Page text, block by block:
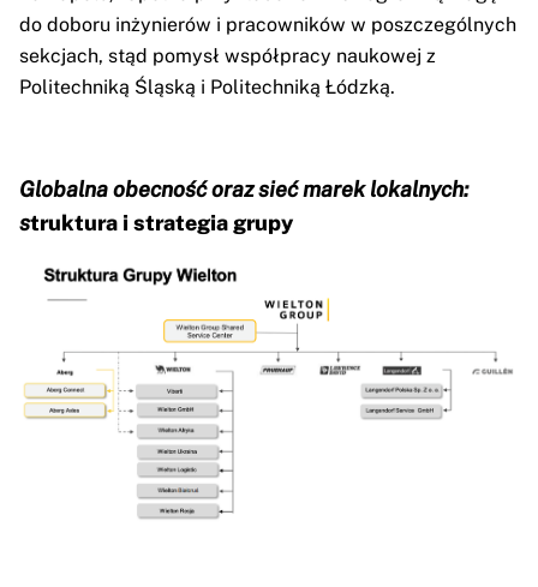
do doboru inżynierów i pracowników w poszczególnych
sekcjach, stąd pomysł współpracy naukowej z
Politechniką Śląską i Politechniką Łódzką.
Globalna obecność oraz sieć marek lokalnych:
struktura i strategia grupy